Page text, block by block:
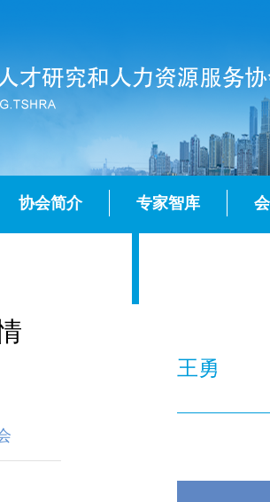
协会简介 专家智库
王勇